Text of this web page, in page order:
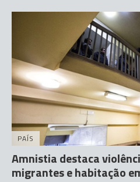
PAÍS
Amnistia destaca
migrantes e habitação